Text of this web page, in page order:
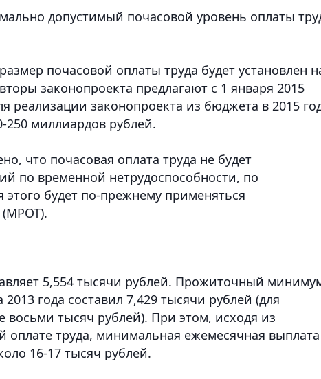
допустимый почасовой уровень оплаты
почасовой оплаты труда будет установлен
законопроекта предлагают с 1 января 2015
реализации законопроекта из бюджета в 2015
250 миллиардов рублей.
что почасовая оплата труда не будет
по временной нетрудоспособности, по
будет по-прежнему применяться
(МРОТ).
5,554 тысячи рублей. Прожиточный
года составил 7,429 тысячи рублей (для
восьми тысяч рублей). При этом, исходя из
оплате труда, минимальная ежемесячная выплата
16-17 тысяч рублей.